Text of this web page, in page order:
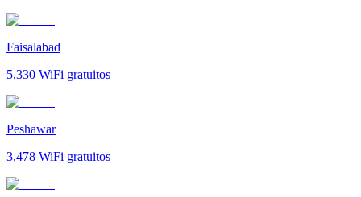
Faisalabad
5,330 WiFi gratuitos
Peshawar
3,478 WiFi gratuitos